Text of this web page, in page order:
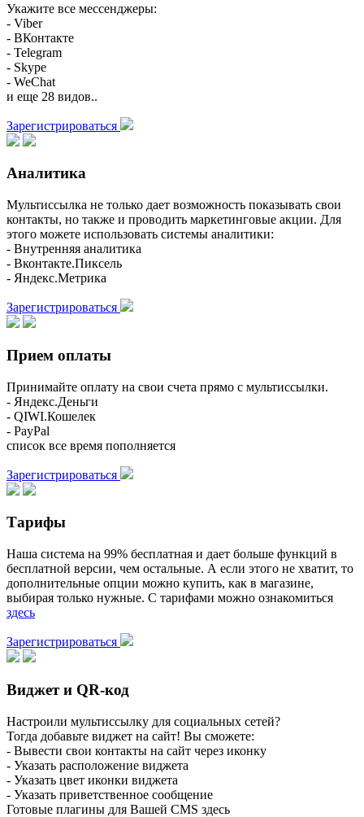
Укажите все мессенджеры:
- Viber
- ВКонтакте
- Telegram
- Skype
- WeChat
и еще 28 видов..
Зарегистрироваться
Аналитика
Мультиссылка не только дает возможность показывать свои
контакты, но также и проводить маркетинговые акции. Для
этого можете использовать системы аналитики:
- Внутренняя аналитика
- Вконтакте.Пиксель
- Яндекс.Метрика
Зарегистрироваться
Прием оплаты
Принимайте оплату на свои счета прямо с мультиссылки.
- Яндекс.Деньги
- QIWI.Кошелек
- PayPal
список все время пополняется
Зарегистрироваться
Тарифы
Наша система на 99% бесплатная и дает больше функций в
бесплатной версии, чем остальные. А если этого не хватит, то
дополнительные опции можно купить, как в магазине,
выбирая только нужные. С тарифами можно ознакомиться
здесь
Зарегистрироваться
Виджет и QR-код
Настроили мультиссылку для социальных сетей?
Тогда добавьте виджет на сайт! Вы сможете:
- Вывести свои контакты на сайт через иконку
- Указать расположение виджета
- Указать цвет иконки виджета
- Указать приветственное сообщение
Готовые плагины для Вашей CMS здесь